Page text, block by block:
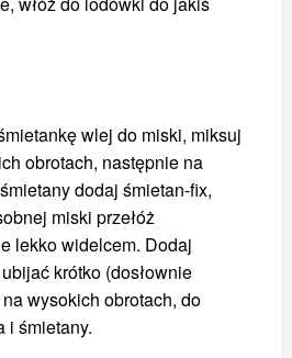
wlej do miski, miksuj
obrotach, następnie na
dodaj śmietan-fix,
miski przełóż
lekko widelcem. Dodaj
krótko (dosłownie
wysokich obrotach, do
i śmietany.